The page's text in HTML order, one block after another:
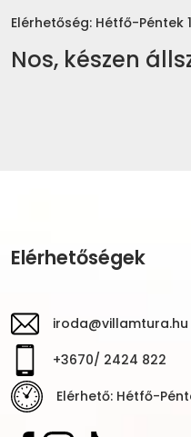
Elérhetőség: Hétfő-Péntek
Nos, készen
Elérhetőségek
iroda@villamtura.hu
+3670/ 2424 822
Elérhető: Hétfő-